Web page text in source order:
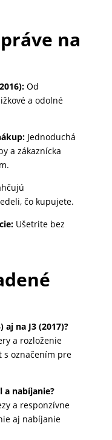
na
Od
a odolné
Jednoduchá
a zákaznícka
čo kupujete.
Ušetrite bez
aj na J3 (2017)?
a rozloženie
s označením pre
nabíjanie?
a responzívne
aj nabíjanie